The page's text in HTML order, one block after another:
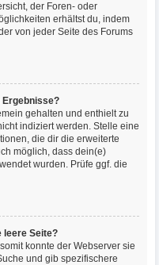
der Foren- oder
erhältst du, indem
von jeder Seite des Forums
Ergebnisse?
gehalten und enthielt zu
indiziert werden. Stelle eine
die dir die erweiterte
möglich, dass dein(e)
wurden. Prüfe ggf. die
leere Seite?
konnte der Webserver sie
und gib spezifischere